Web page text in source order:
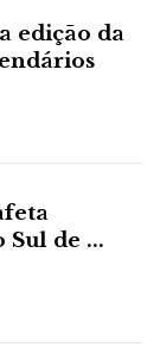
edição da
Sul de ...